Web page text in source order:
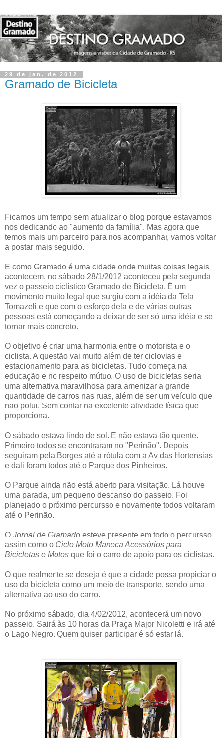
29 de jan. de 2012
Gramado de Bicicleta
Ficamos um tempo sem atualizar o blog porque estavamos
nos dedicando ao "aumento da família". Mas agora que
temos mais um parceiro para nos acompanhar, vamos voltar
a postar mais seguido.
E como Gramado é uma cidade onde muitas coisas legais
acontecem, no sábado 28/1/2012 aconteceu pela segunda
vez o passeio ciclístico Gramado de Bicicleta. É um
movimento muito legal que surgiu com a idéia da Tela
Tomazeli e que com o esforço dela e de várias outras
pessoas está começando a deixar de ser só uma idéia e se
tornar mais concreto.
O objetivo é criar uma harmonia entre o motorista e o
ciclista. A questão vai muito além de ter ciclovias e
estacionamento para as bicicletas. Tudo começa na
educação e no respeito mútuo. O uso de bicicletas seria
uma alternativa maravilhosa para amenizar a grande
quantidade de carros nas ruas, além de ser um veículo que
não polui. Sem contar na excelente atividade física que
proporciona.
O sábado estava lindo de sol. E não estava tão quente.
Primeiro todos se encontraram no "Perinão". Depois
seguiram pela Borges até a rótula com a Av das Hortensias
e dali foram todos até o Parque dos Pinheiros.
O Parque ainda não está aberto para visitação. Lá houve
uma parada, um pequeno descanso do passeio. Foi
planejado o próximo percursso e novamente todos voltaram
até o Perinão.
O Jornal de Gramado esteve presente em todo o percursso,
assim como o Ciclo Moto Maneca Acessórios para
Bicicletas e Motos que foi o carro de apoio para os ciclistas.
O que realmente se deseja é que a cidade possa propiciar o
uso da bicicleta como um meio de transporte, sendo uma
alternativa ao uso do carro.
No próximo sábado, dia 4/02/2012, acontecerá um novo
passeio. Sairá às 10 horas da Praça Major Nicoletti e irá até
o Lago Negro. Quem quiser participar é só estar lá.